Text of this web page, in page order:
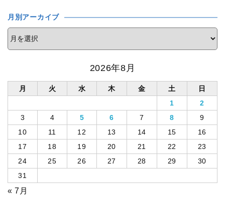
月別アーカイブ
2026年8月
月 火 水 木 金 土
日
1
2
3
4 5 6 7 8
9
10
11 12 13 14 15
16
17
18 19 20 21 22
23
24
25 26 27 28 29
30
31
« 7月